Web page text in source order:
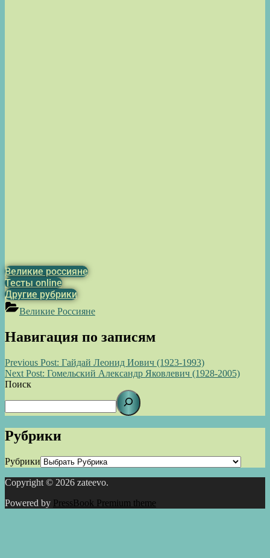
Великие россияне
Тесты online
Другие рубрики
Великие Россияне
Навигация по записям
Previous Post: Гайдай Леонид Иович (1923-1993)
Next Post: Гомельский Александр Яковлевич (1928-2005)
Поиск
Рубрики
Рубрики
Copyright © 2026 zateevo.
Powered by PressBook Premium theme